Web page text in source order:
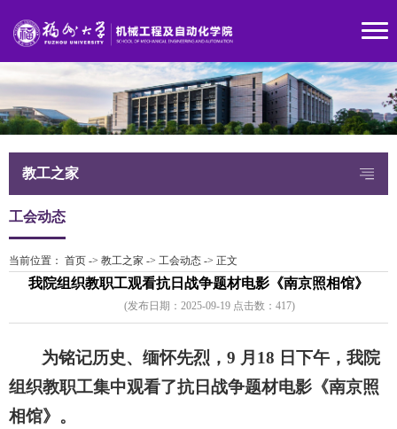
教工之家
工会动态
当前位置： 首页 -> 教工之家 -> 工会动态 -> 正文
我院组织教职工观看抗日战争题材电影《南京照相馆》
(发布日期：2025-09-19 点击数： 417)
为铭记历史、缅怀先烈，9 月18 日下午，我院
组织教职工集中观看了抗日战争题材电影《南京照
相馆》。